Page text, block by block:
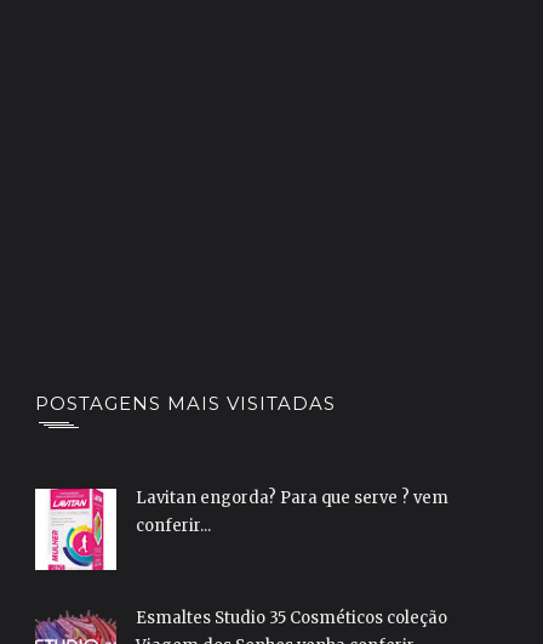
POSTAGENS MAIS VISITADAS
Lavitan engorda? Para que serve ? vem
conferir...
Esmaltes Studio 35 Cosméticos coleção